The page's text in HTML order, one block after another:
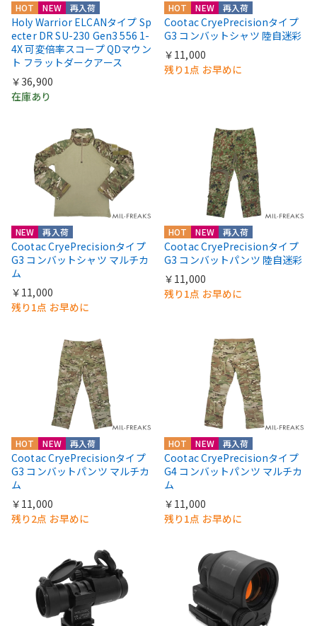
HOT NEW 再入荷
Holy Warrior ELCANタイプ Sp
ecter DR SU-230 Gen3 556 1-
4X 可変倍率スコープ QDマウン
ト フラットダークアース
￥36,900
在庫あり
HOT NEW 再入荷
Cootac CryePrecisionタイプ
G3 コンバットシャツ 陸自迷彩
￥11,000
残り1点 お早めに
NEW 再入荷
Cootac CryePrecisionタイプ
G3 コンバットシャツ マルチカ
ム
￥11,000
残り1点 お早めに
HOT NEW 再入荷
Cootac CryePrecisionタイプ
G3 コンバットパンツ 陸自迷彩
￥11,000
残り1点 お早めに
HOT NEW 再入荷
Cootac CryePrecisionタイプ
G3 コンバットパンツ マルチカ
ム
￥11,000
残り2点 お早めに
HOT NEW 再入荷
Cootac CryePrecisionタイプ
G4 コンバットパンツ マルチカ
ム
￥11,000
残り1点 お早めに